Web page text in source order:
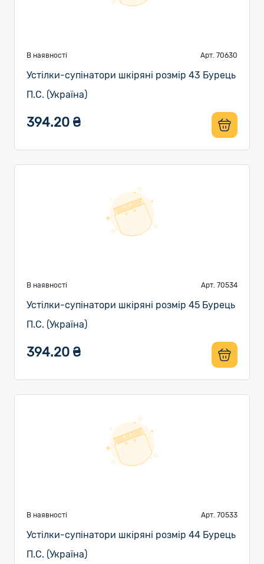
В наявності Арт. 70630
Устілки-супінатори шкіряні розмір 43 Бурець
П.С. (Україна)
394.20 ₴
В наявності Арт. 70534
Устілки-супінатори шкіряні розмір 45 Бурець
П.С. (Україна)
394.20 ₴
В наявності Арт. 70533
Устілки-супінатори шкіряні розмір 44 Бурець
П.С. (Україна)